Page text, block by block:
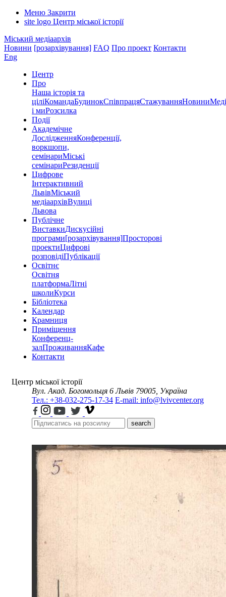
Меню Закрити
site logo Центр міської історії
Міський медіаархів
Новини [розархівування] FAQ Про проект Контакти
Eng
Центр
Про
Наша історія та
ціліКомандаБудинокСпівпрацяСтажуванняНовини
і миРозсилка
Події
Академічне
ДослідженняКонференції,
воркшопи,
семінариМіські
семінариРезиденції
Цифрове
Інтерактивний
ЛьвівМіський
медіаархівВулиці
Львова
Публічне
ВиставкиДискусійні
програми[розархівування]Просторові
проектиЦифрові
розповідіПублікації
Освітнє
Освітня
платформаЛітні
школиКурси
Бібліотека
Календар
Крамниця
Приміщення
Конференц-
залПроживанняКафе
Контакти
Центр міської історії
Вул. Акад. Богомольця 6 Львів 79005, Україна
Тел.: +38-032-275-17-34 E-mail: info@lvivcenter.org
search